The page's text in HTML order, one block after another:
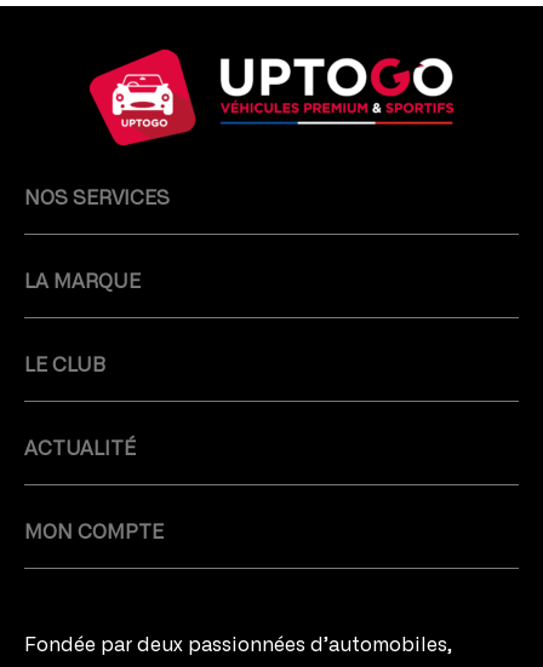
NOS SERVICES
LA MARQUE
LE CLUB
ACTUALITÉ
MON COMPTE
Fondée par deux passionnées d’automobiles,